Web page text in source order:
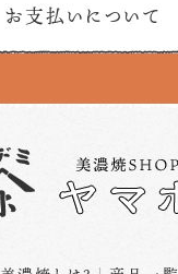
お支払いについて